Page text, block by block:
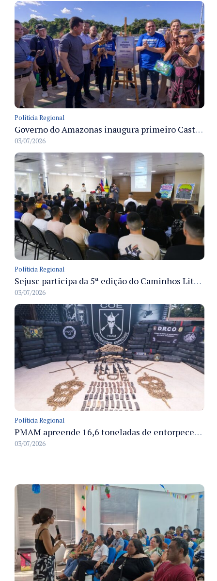
Políticia Regional
Governo do Amazonas inaugura primeiro Castramóvel Fluvial para atendimento veterinário às comunidades ribeirinhas e castração gratuita
03/07/2026
Políticia Regional
Sejusc participa da 5ª edição do Caminhos Literários com foco na cultura hip-hop nas unidades socioeducativas
03/07/2026
Políticia Regional
PMAM apreende 16,6 toneladas de entorpecentes e registra aumento nas prisões em flagrante e nas capturas de foragidos no primeiro semestre de 2026
03/07/2026